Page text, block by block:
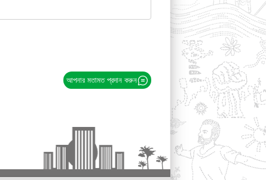
আপনার মতামত প্রদান করুন